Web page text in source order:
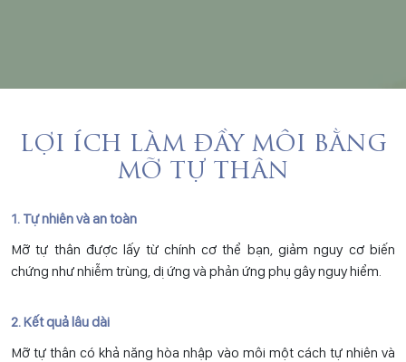
LỢI ÍCH LÀM ĐẦY MÔI BẰNG
MỠ TỰ THÂN
1. Tự nhiên và an toàn
Mỡ tự thân được lấy từ chính cơ thể bạn, giảm nguy cơ biến
chứng như nhiễm trùng, dị ứng và phản ứng phụ gây nguy hiểm.
2. Kết quả lâu dài
Mỡ tự thân có khả năng hòa nhập vào môi một cách tự nhiên và